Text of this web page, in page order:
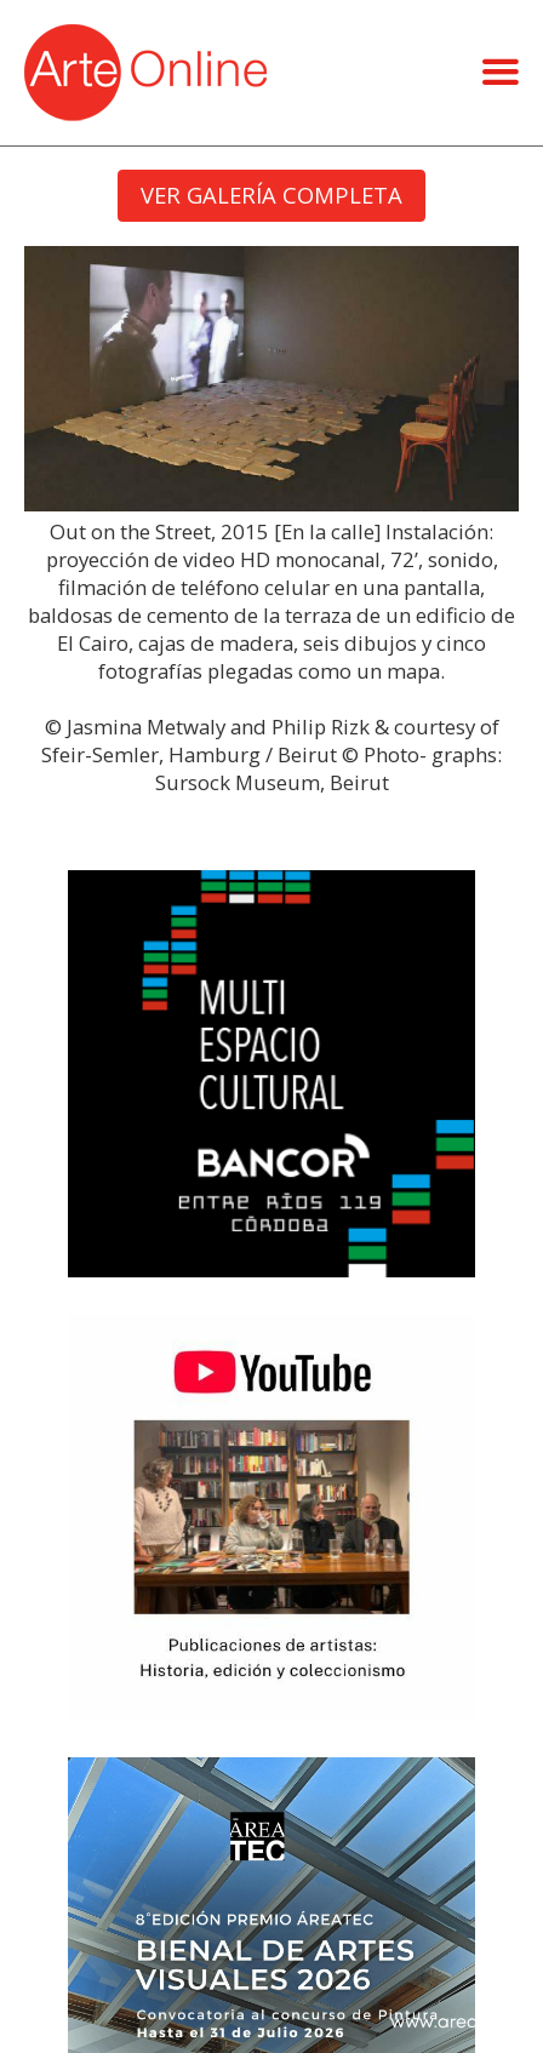
VER GALERÍA COMPLETA
Out on the Street, 2015 [En la calle] Instalación:
proyección de video HD monocanal, 72’, sonido,
filmación de teléfono celular en una pantalla,
baldosas de cemento de la terraza de un edificio de
El Cairo, cajas de madera, seis dibujos y cinco
fotografías plegadas como un mapa.
© Jasmina Metwaly and Philip Rizk & courtesy of
Sfeir-Semler, Hamburg / Beirut © Photo- graphs:
Sursock Museum, Beirut